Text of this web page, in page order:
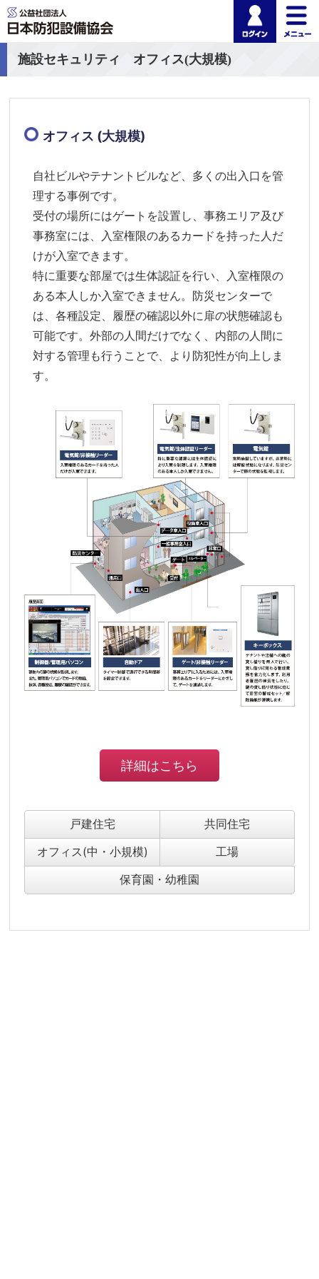
公益社団法人 日本
ログイ
施設セキュリティ オフィス(大規模)
オフィス (大規模)
自社ビルやテナントビルなど、多くの出入口を管
理する事例です。
受付の場所にはゲートを設置し、事務エリア及び
事務室には、入室権限のあるカードを持った人だ
けが入室できます。
特に重要な部屋では生体認証を行い、入室権限の
ある本人しか入室できません。防災センターで
は、各種設定、履歴の確認以外に扉の状態確認も
可能です。外部の人間だけでなく、内部の人間に
対する管理も行うことで、より防犯性が向上しま
す。
詳細はこちら
戸建住宅 共同住宅
オフィス(中・小規模) 工場
保育園・幼稚園